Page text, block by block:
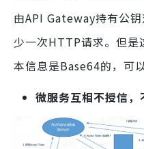
由API Gateway持有公
少一次HTTP请求。但是
本信息是Base64的，可
微服务互相不授信，